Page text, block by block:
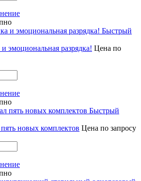
Быстрый
эмоциональная разрядка! Цена по
Быстрый
новых комплектов Цена по запросу